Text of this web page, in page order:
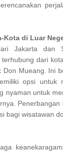
Kota di Luar
Jakarta dan
dari
Mueang. Ini
opsi untuk
nyaman untuk
bagi wisatawan